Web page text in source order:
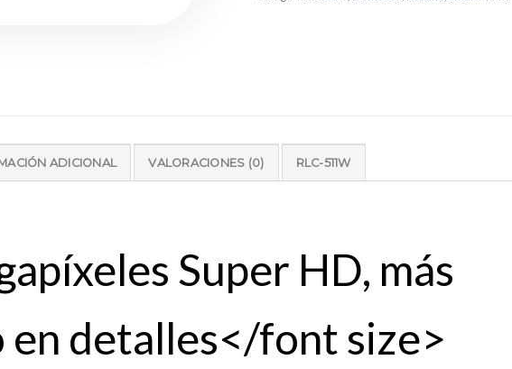
ADICIONAL VALORACIONES (0) RLC-511W
Super HD, más
en detalles</font size>